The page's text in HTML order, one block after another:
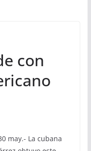
con
may.- La cubana